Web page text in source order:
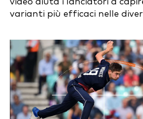
varianti più efficaci nelle